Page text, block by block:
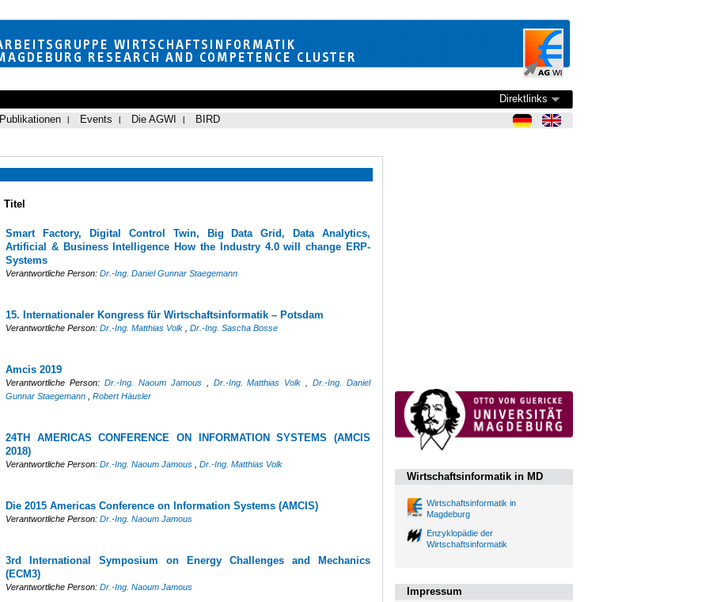
Publikationen Events Die AGWI BIRD
Direktlinks
Titel
Smart Factory, Digital Control Twin, Big Data Grid, Data Analytics,
Artificial & Business Intelligence How the Industry 4.0 will change ERP-
Systems
Verantwortliche Person:Dr.-Ing. Daniel Gunnar Staegemann
15. Internationaler Kongress für Wirtschaftsinformatik – Potsdam
Verantwortliche Person:Dr.-Ing. Matthias Volk ,Dr.-Ing. Sascha Bosse
Amcis 2019
Verantwortliche Person: Dr.-Ing. Naoum Jamous Dr.-Ing. Matthias Volk ,Dr.-Ing. Daniel
Gunnar Staegemann
,Robert Häusler
24TH AMERICAS CONFERENCE ON INFORMATION SYSTEMS (AMCIS
2018)
Verantwortliche Person:Dr.-Ing. Naoum Jamous ,Dr.-Ing. Matthias Volk
Die 2015 Americas Conference on Information Systems (AMCIS)
Verantwortliche Person:Dr.-Ing. Naoum Jamous
3rd International Symposium on Energy Challenges and Mechanics
(ECM3)
Verantwortliche Person:Dr.-Ing. Naoum Jamous
Wirtschaftsinformatik in MD
Wirtschaftsinformatik in
Magdeburg
Enzyklopädie der
Wirtschaftsinformatik
Impressum